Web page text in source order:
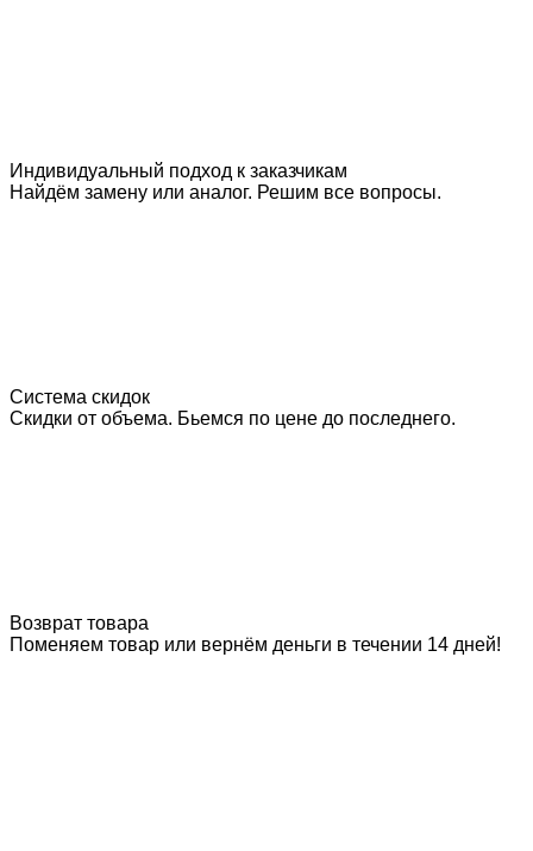
Индивидуальный подход к заказчикам
Найдём замену или аналог. Решим все вопросы.
Система скидок
Скидки от объема. Бьемся по цене до последнего.
Возврат товара
Поменяем товар или вернём деньги в течении 14 дней!